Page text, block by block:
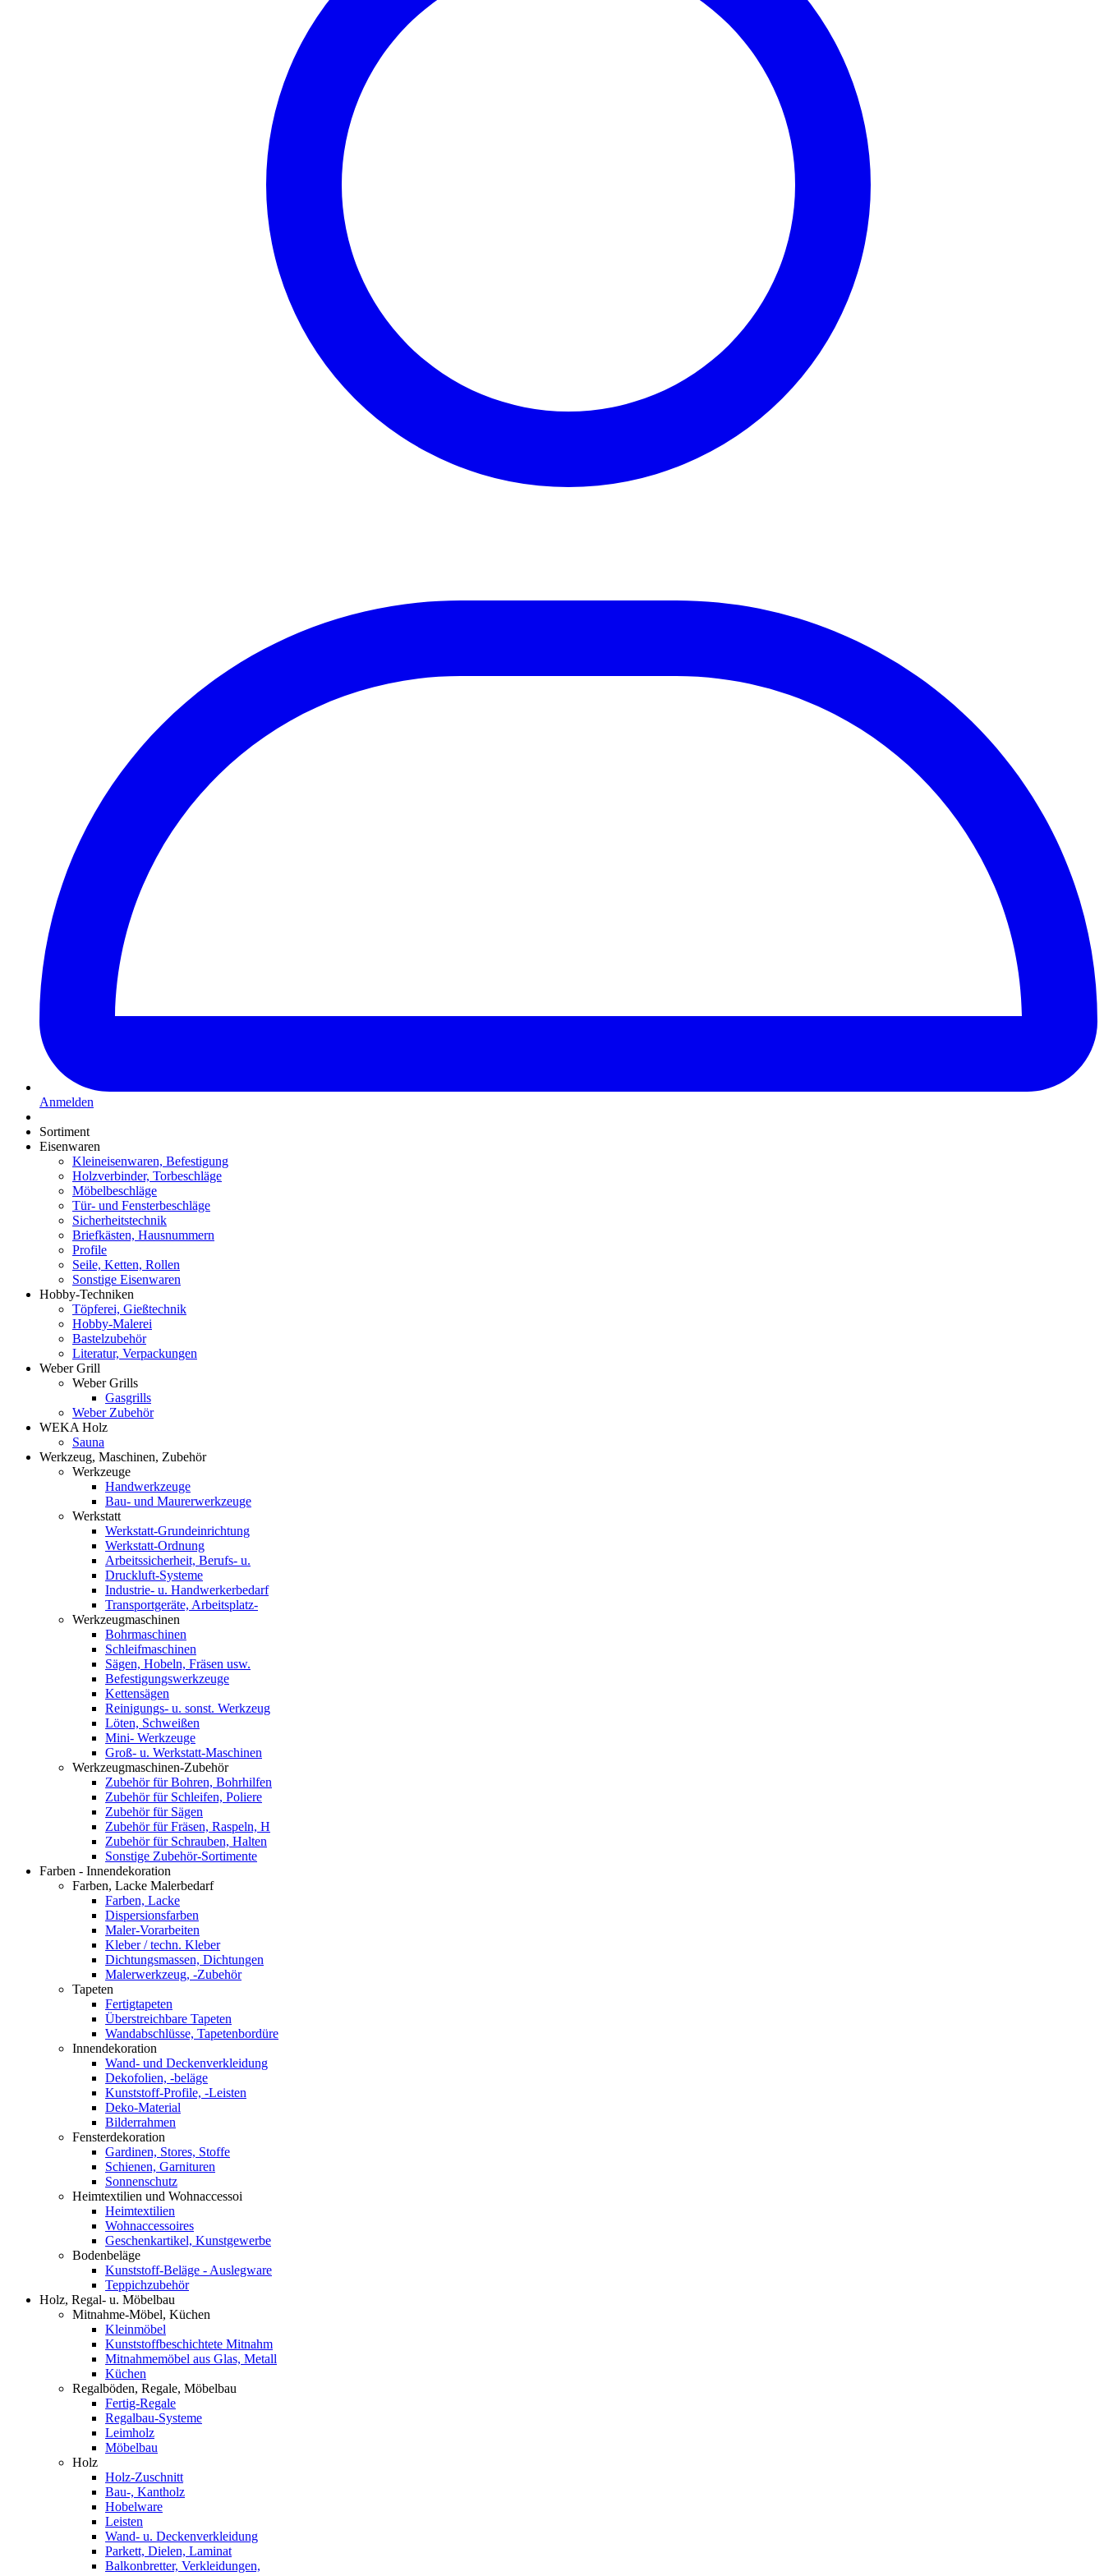
Anmelden
Sortiment
Eisenwaren
Kleineisenwaren, Befestigung
Holzverbinder, Torbeschläge
Möbelbeschläge
Tür- und Fensterbeschläge
Sicherheitstechnik
Briefkästen, Hausnummern
Profile
Seile, Ketten, Rollen
Sonstige Eisenwaren
Hobby-Techniken
Töpferei, Gießtechnik
Hobby-Malerei
Bastelzubehör
Literatur, Verpackungen
Weber Grill
Weber Grills
Gasgrills
Weber Zubehör
WEKA Holz
Sauna
Werkzeug, Maschinen, Zubehör
Werkzeuge
Handwerkzeuge
Bau- und Maurerwerkzeuge
Werkstatt
Werkstatt-Grundeinrichtung
Werkstatt-Ordnung
Arbeitssicherheit, Berufs- u.
Druckluft-Systeme
Industrie- u. Handwerkerbedarf
Transportgeräte, Arbeitsplatz-
Werkzeugmaschinen
Bohrmaschinen
Schleifmaschinen
Sägen, Hobeln, Fräsen usw.
Befestigungswerkzeuge
Kettensägen
Reinigungs- u. sonst. Werkzeug
Löten, Schweißen
Mini- Werkzeuge
Groß- u. Werkstatt-Maschinen
Werkzeugmaschinen-Zubehör
Zubehör für Bohren, Bohrhilfen
Zubehör für Schleifen, Poliere
Zubehör für Sägen
Zubehör für Fräsen, Raspeln, H
Zubehör für Schrauben, Halten
Sonstige Zubehör-Sortimente
Farben - Innendekoration
Farben, Lacke Malerbedarf
Farben, Lacke
Dispersionsfarben
Maler-Vorarbeiten
Kleber / techn. Kleber
Dichtungsmassen, Dichtungen
Malerwerkzeug, -Zubehör
Tapeten
Fertigtapeten
Überstreichbare Tapeten
Wandabschlüsse, Tapetenbordüre
Innendekoration
Wand- und Deckenverkleidung
Dekofolien, -beläge
Kunststoff-Profile, -Leisten
Deko-Material
Bilderrahmen
Fensterdekoration
Gardinen, Stores, Stoffe
Schienen, Garnituren
Sonnenschutz
Heimtextilien und Wohnaccessoi
Heimtextilien
Wohnaccessoires
Geschenkartikel, Kunstgewerbe
Bodenbeläge
Kunststoff-Beläge - Auslegware
Teppichzubehör
Holz, Regal- u. Möbelbau
Mitnahme-Möbel, Küchen
Kleinmöbel
Kunststoffbeschichtete Mitnahm
Mitnahmemöbel aus Glas, Metall
Küchen
Regalböden, Regale, Möbelbau
Fertig-Regale
Regalbau-Systeme
Leimholz
Möbelbau
Holz
Holz-Zuschnitt
Bau-, Kantholz
Hobelware
Leisten
Wand- u. Deckenverkleidung
Parkett, Dielen, Laminat
Balkonbretter, Verkleidungen,